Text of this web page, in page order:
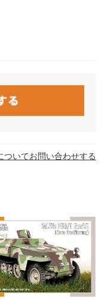
ついてお問い合わせする